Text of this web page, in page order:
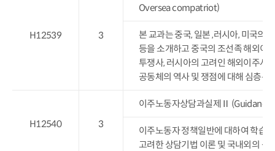
H12539 3
Oversea compatriot)
본 교과는 중국, 일본 ,러시아, 미국의
등을 소개하고 중국의 조선족 해외이
투쟁사, 러시아의 고려인 해외이주사,
공동체의 역사 및 쟁점에 대해 심층분
H12540 3
이주노동자상담과실제Ⅱ
이주노동자 정책일반에 대하여 학습
고려한 상담기법 이론 및 국내외의 상